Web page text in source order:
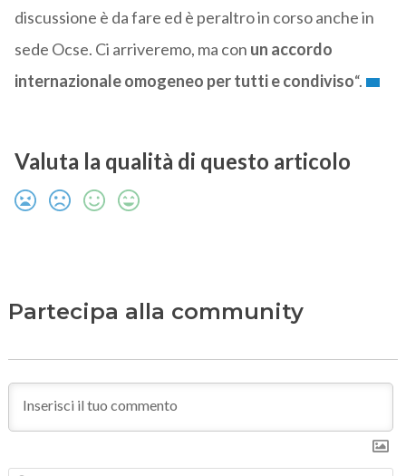
discussione è da fare ed è peraltro in corso anche in
sede Ocse. Ci arriveremo, ma con un accordo
internazionale omogeneo per tutti e condiviso“.
Valuta la qualità di questo articolo
Partecipa alla community